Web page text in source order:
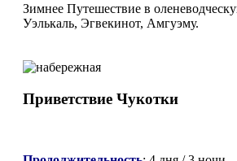
Зимнее Путешествие в
Уэлькаль, Эгвекинот, Амгуэму.
Приветствие Чукотки